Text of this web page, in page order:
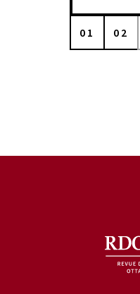
01 02